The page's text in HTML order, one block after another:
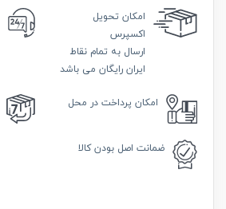
امکان تحویل
اکسپرس
ارسال به تمام نقاط
ایران رایگان می باشد
امکان پرداخت در محل
ضمانت اصل بودن کالا